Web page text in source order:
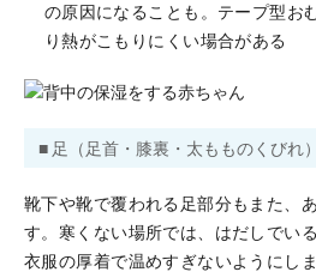
の原因になることも。テープ型お
り熱がこもりにくい場合がある
■ 足（足首・膝裏・太もものくびれ）
靴下や靴で覆われる足部分もまた、
す。寒くない場所では、はだしでい
衣服の厚着で温めすぎないようにし